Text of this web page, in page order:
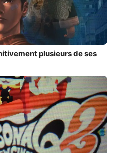
plusieurs de ses